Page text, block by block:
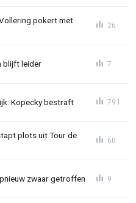
pokert met
26
blijft leider 7
Kopecky bestraft 791
plots uit Tour de
60
zwaar getroffen 9